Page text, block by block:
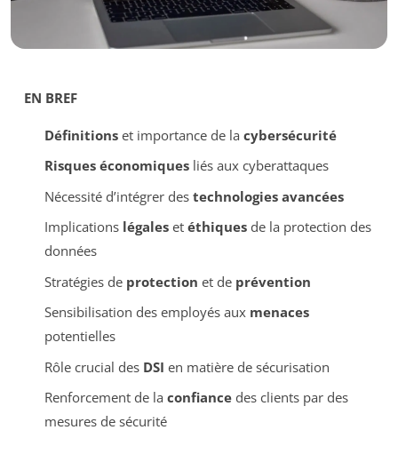
EN BREF
Définitionset importance de la cybersécurité
Risques économiquesliés aux cyberattaques
Nécessité d’intégrer des technologies avancées
Implications légaleset éthiquesde la protection des
données
Stratégies de protection et de prévention
Sensibilisation des employés aux menaces
potentielles
Rôle crucial des DSI en matière de sécurisation
Renforcement de la confiancedes clients par des
mesures de sécurité